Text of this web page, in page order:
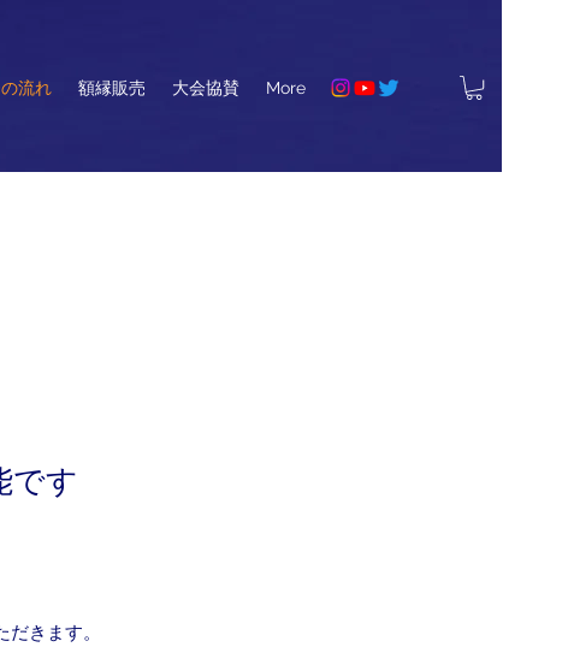
流れ 額縁販売 大会協賛 More
です
きます。